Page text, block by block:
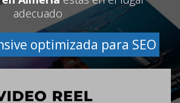
adecuado
optimizada para SEO